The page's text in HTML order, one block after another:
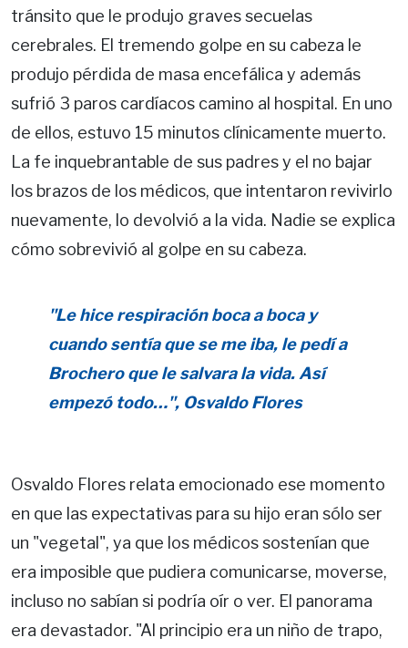
tránsito que le produjo graves secuelas
cerebrales. El tremendo golpe en su cabeza le
produjo pérdida de masa encefálica y además
sufrió 3 paros cardíacos camino al hospital. En uno
de ellos, estuvo 15 minutos clínicamente muerto.
La fe inquebrantable de sus padres y el no bajar
los brazos de los médicos, que intentaron revivirlo
nuevamente, lo devolvió a la vida. Nadie se explica
cómo sobrevivió al golpe en su cabeza.
"Le hice respiración boca a boca y
cuando sentía que se me iba, le pedí a
Brochero que le salvara la vida. Así
empezó todo…", Osvaldo Flores
Osvaldo Flores relata emocionado ese momento
en que las expectativas para su hijo eran sólo ser
un "vegetal", ya que los médicos sostenían que
era imposible que pudiera comunicarse, moverse,
incluso no sabían si podría oír o ver. El panorama
era devastador. "Al principio era un niño de trapo,